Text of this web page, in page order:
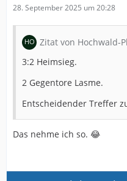
28. September 2025 um 20:28
Zitat von Hochwald-
3:2 Heimsieg.
2 Gegentore Lasme.
Entscheidender Treffer
Das nehme ich so. 😂